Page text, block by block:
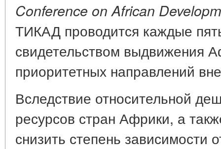
Conference on African
ТИКАД проводится каждые
свидетельством выдвижения
приоритетных направлений
Вследствие относительной
ресурсов стран Африки, а
снизить степень зависимости